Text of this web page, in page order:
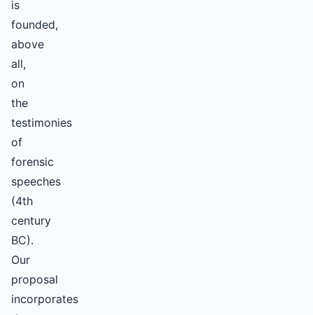
is
founded,
above
all,
on
the
testimonies
of
forensic
speeches
(4th
century
BC).
Our
proposal
incorporates